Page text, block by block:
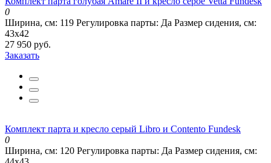
0
Ширина, см: 119 Регулировка парты: Да Размер сидения, см:
43х42
27 950 руб.
Заказать
Комплект парта и кресло серый Libro и Contento Fundesk
0
Ширина, см: 120 Регулировка парты: Да Размер сидения, см: